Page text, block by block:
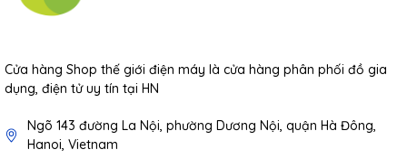
Cửa hàng Shop thế giới điện máy là cửa hàng phân phối đồ gia
dụng, điện tử uy tín tại HN
Ngõ 143 đường La Nội, phường Dương Nội, quận Hà Đông,
Hanoi, Vietnam